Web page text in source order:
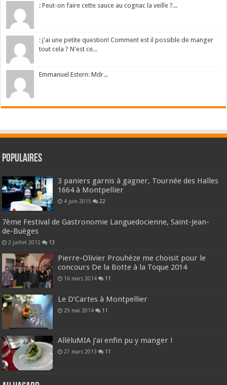
: Peut-on faire cette sauce au cognac la veille ?...
: j'ai une petite question! Comment est il possible de manger
tout cela ? N'est ce...
Emmanuel Estern: Mdr...
Populaires
3 paniers garnis à gagner, Tournée des Halles
1664 à Montpellier
4 juin 2015 22
7ème Festival de Gastronomie Languedocienne, Saint-Jean-
de-Buèges
2 juillet 2012 13
Pierre-Olivier Prouhèze me choisit pour le
concours De la Botte à la Toque 2014
16 mars 2014 11
Le D’Cartes à Montpellier
29 mai 2014 11
AlléluMIA j’ai enfin pu y manger !
27 mars 2013 11